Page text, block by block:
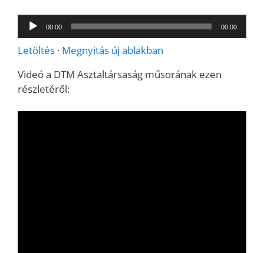
Audió
lejátszó
00:00 00:00
Letöltés · Megnyitás új ablakban
Videó a DTM Asztaltársaság műsorának ezen
részletéről: